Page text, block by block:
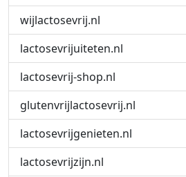
wijlactosevrij.nl
lactosevrijuiteten.nl
lactosevrij-shop.nl
glutenvrijlactosevrij.nl
lactosevrijgenieten.nl
lactosevrijzijn.nl